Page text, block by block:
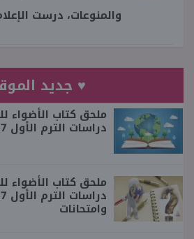
والمنوعات، درست
♥ جديد
ملحق كتاب الأضواء
دراسات الترم الأول 2027 مراجعة وامتحانات
ملحق كتاب الأضواء
وامتحانات